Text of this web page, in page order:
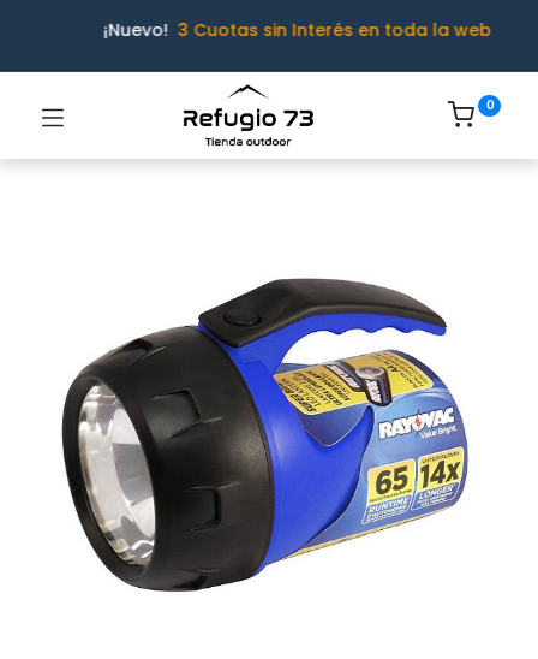
¡Nuevo! 3 Cuotas sin Interés en toda la web
0